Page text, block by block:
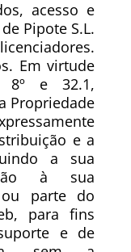
acesso e
Pipote S.L.
Em virtude
8º e 32.1,
Propriedade
e a
a sua
à sua
parte do
para fins
e de